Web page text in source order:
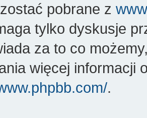
pobrane z
tylko dyskusje
za to co
więcej informacji
.